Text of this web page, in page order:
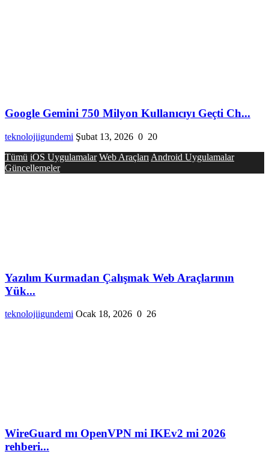
Google Gemini 750 Milyon Kullanıcıyı Geçti Ch...
teknolojiigundemi Şubat 13, 2026 0 20
Tümü iOS Uygulamalar Web Araçları Android Uygulamalar
Güncellemeler
Yazılım Kurmadan Çalışmak Web Araçlarının
Yük...
teknolojiigundemi Ocak 18, 2026 0 26
WireGuard mı OpenVPN mi IKEv2 mi 2026
rehberi...